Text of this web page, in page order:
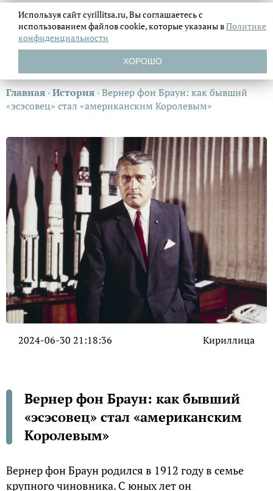
Главная ›История ›Вернер фон Браун: как бывший
«эсэсовец» стал «американским Королевым»
2024-06-30 21:18:36 Кириллица
Вернер фон Браун: как бывший
«эсэсовец» стал «американским
Королевым»
Вернер фон Браун родился в 1912 году в семье
крупного чиновника. С юных лет он
Используя сайт cyrillitsa.ru, Вы соглашаетесь с
использованием файловcookie, которые указаны вПолитике
конфиденциальности
ХОРОШО